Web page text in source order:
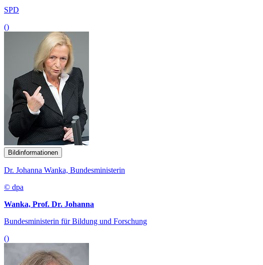
SPD
()
Bildinformationen
Dr. Johanna Wanka, Bundesministerin
© dpa
Wanka, Prof. Dr. Johanna
Bundesministerin für Bildung und Forschung
()